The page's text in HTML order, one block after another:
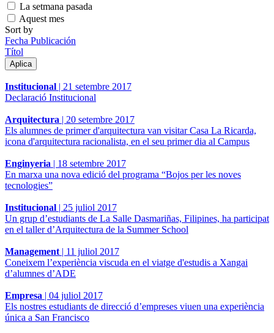
La setmana pasada
Aquest mes
Sort by
Fecha Publicación
Títol
Institucional | 21 setembre 2017
Declaració Institucional
Arquitectura | 20 setembre 2017
Els alumnes de primer d'arquitectura van visitar Casa La Ricarda,
icona d'arquitectura racionalista, en el seu primer dia al Campus
Enginyeria | 18 setembre 2017
En marxa una nova edició del programa “Bojos per les noves
tecnologies”
Institucional | 25 juliol 2017
Un grup d’estudiants de La Salle Dasmariñas, Filipines, ha participat
en el taller d’Arquitectura de la Summer School
Management | 11 juliol 2017
Coneixem l’experiència viscuda en el viatge d'estudis a Xangai
d’alumnes d’ADE
Empresa | 04 juliol 2017
Els nostres estudiants de direcció d’empreses viuen una experiència
única a San Francisco